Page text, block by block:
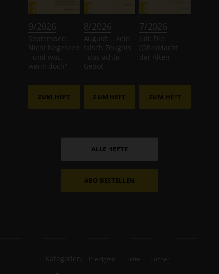
9/2026
September:
Nicht begehren
- und was,
wenn doch?
ZUM HEFT
8/2026
August: ...kein
falsch Zeugnis
- das achte
Gebot
ZUM HEFT
7/2026
Juli: Die
(Ohn)Macht
der Alten
ZUM HEFT
ALLE HEFTE
ABO BESTELLEN
Kategorien: Predigten Hefte Bücher